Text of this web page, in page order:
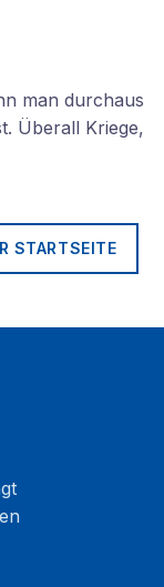
man durchaus
Überall Kriege,
STARTSEITE